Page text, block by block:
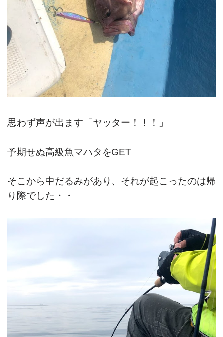
思わず声が出ます「ヤッター！！！」
予期せぬ高級魚マハタをGET
そこから中だるみがあり、それが起こったのは帰
り際でした・・